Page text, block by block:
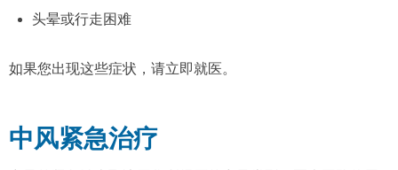
头晕或行走困难
如果您出现这些症状，请立即就医。
中风紧急治疗